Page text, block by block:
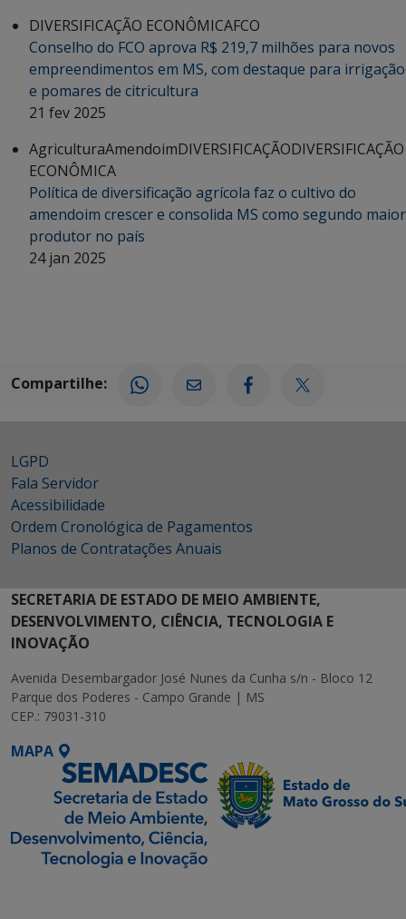
DIVERSIFICAÇÃO ECONÔMICAFCO
Conselho do FCO aprova R$ 219,7 milhões para novos
empreendimentos em MS, com destaque para irrigação
e pomares de citricultura
21 fev 2025
AgriculturaAmendoimDIVERSIFICAÇÃODIVERSIFICAÇÃO
ECONÔMICA
Política de diversificação agrícola faz o cultivo do
amendoim crescer e consolida MS como segundo maior
produtor no país
24 jan 2025
Compartilhe:
LGPD
Fala Servidor
Acessibilidade
Ordem Cronológica de Pagamentos
Planos de Contratações Anuais
SECRETARIA DE ESTADO DE MEIO AMBIENTE,
DESENVOLVIMENTO, CIÊNCIA, TECNOLOGIA E
INOVAÇÃO
Avenida Desembargador José Nunes da Cunha s/n - Bloco 12
Parque dos Poderes - Campo Grande | MS
CEP.: 79031-310
MAPA